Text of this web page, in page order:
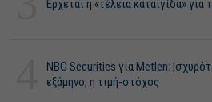
Ερχεται η «τέλεια καταιγίδα» για
NBG Securities για Metlen:
εξάμηνο, η τιμή-στόχος